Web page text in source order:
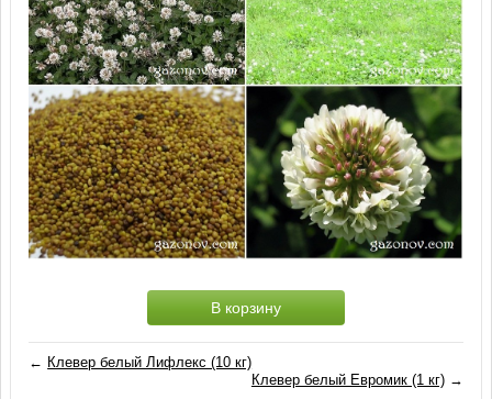
В корзину
← Клевер белый Лифлекс (10 кг)
Клевер белый Евромик (1 кг)→